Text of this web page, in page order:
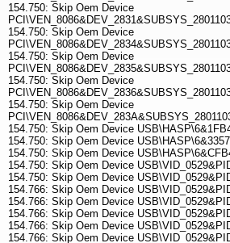
154.750: Skip Oem Device
154.750: Skip Oem Device
154.750: Skip Oem Device
154.750: Skip Oem Device
154.750: Skip Oem Device
154.750: Skip Oem Device
154.750: Skip Oem Device
154.750: Skip Oem Device
154.750: Skip Oem Device
154.750: Skip Oem Device
154.766: Skip Oem Device
154.766: Skip Oem Device
154.766: Skip Oem Device
154.766: Skip Oem Device
154.766: Skip Oem Device